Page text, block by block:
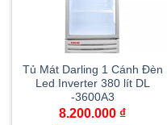
Tủ Mát Darling 1 Cánh Đèn
Led Inverter 380 lít DL
-3600A3
8.200.000 ₫